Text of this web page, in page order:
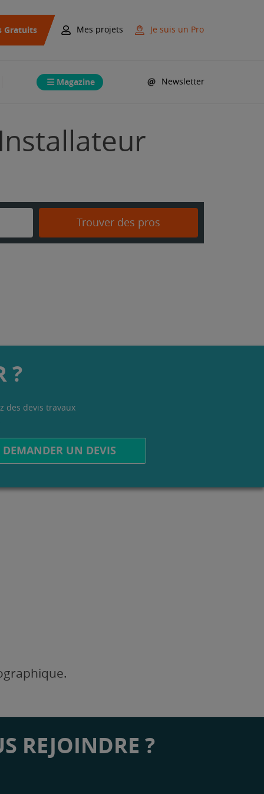
Gratuits Mes projets Je suis un Pro
Magazine Newsletter
Trouver des pros
?
des devis travaux
DEMANDER UN DEVIS
REJOINDRE ?